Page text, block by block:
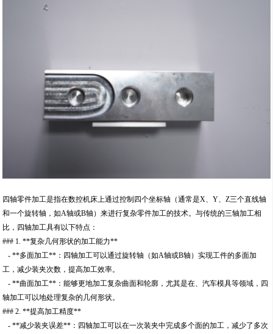
四轴零件加工是指在数控机床上通过控制四个坐标轴（通常是X、Y、Z三个直线轴
和一个旋转轴，如A轴或B轴）来进行复杂零件加工的技术。与传统的三轴加工相
比，四轴加工具有以下特点：
### 1. **复杂几何形状的加工能力**
- **多面加工**：四轴加工可以通过旋转轴（如A轴或B轴）实现工件的多面加
工，减少装夹次数，提高加工效率。
- **曲面加工**：能够更地加工复杂曲面和轮廓，尤其是在、汽车模具等领域，四
轴加工可以地处理复杂的几何形状。
### 2. **提高加工精度**
- **减少装夹误差**：四轴加工可以在一次装夹中完成多个面的加工，减少了多次